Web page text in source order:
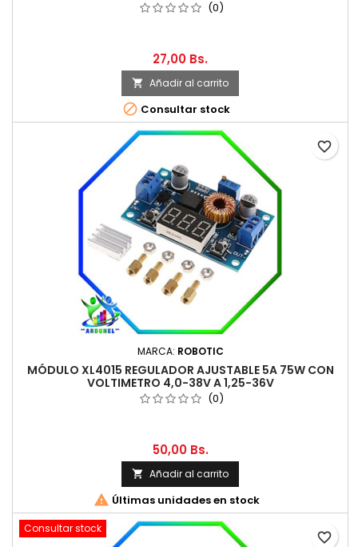
(0)
27,00 Bs.
 Añadir al carrito
 Consultar stock
MARCA: ROBOTIC
MÓDULO XL4015 REGULADOR AJUSTABLE 5A 75W CON
VOLTIMETRO 4,0-38V A 1,25-36V
(0)
50,00 Bs.
 Añadir al carrito
 Últimas unidades en stock
favorite_border
Consultar stock
favorite_border